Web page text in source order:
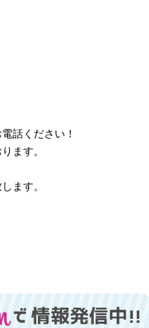
話ください！
ます。
ます。